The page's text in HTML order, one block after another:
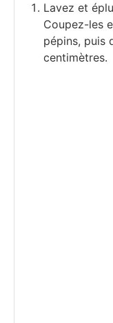
Lavez et
Coupez-les
pépins, puis
centimètres.